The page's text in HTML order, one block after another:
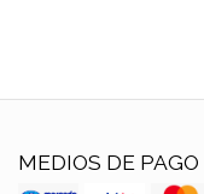
MEDIOS DE PAGO